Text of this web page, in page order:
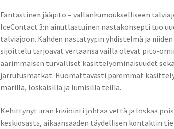
Fantastinen jääpito – vallankumoukselliseen
IceContact 3:n ainutlaatuinen nastakonsepti tuo
talviajoon. Kahden nastatyypin yhdistelmä ja
sijoittelu tarjoavat vertaansa vailla olevat pito-
äärimmäisen turvalliset käsittelyominaisuudet
jarrutusmatkat. Huomattavasti paremmat
märillä, loskaisilla ja lumisilla teillä.
Kehittynyt uran kuviointi johtaa vettä ja loskaa
keskiosasta, aikaansaaden täydellisen kontaktin